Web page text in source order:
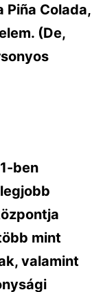
Piña Colada,
(De,
ben
mint
valamint